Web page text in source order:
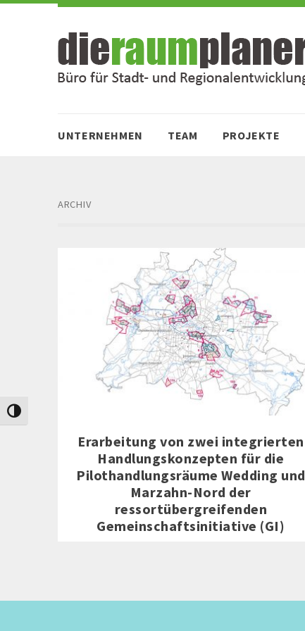
Zum
Zur
Umschalten auf hohe Kontraste
UNTERNEHMEN TEAM PROJEKTE
ARCHIV
Erarbeitung von zwei integrierten
Handlungskonzepten für die
Pilothandlungsräume Wedding und
Marzahn-Nord der
ressortübergreifenden
Gemeinschaftsinitiative (GI)